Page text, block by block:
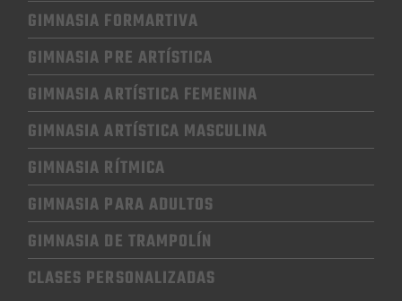
GIMNASIA FORMARTIVA
GIMNASIA PRE ARTÍSTICA
GIMNASIA ARTÍSTICA FEMENINA
GIMNASIA ARTÍSTICA MASCULINA
GIMNASIA RÍTMICA
GIMNASIA PARA ADULTOS
GIMNASIA DE TRAMPOLÍN
CLASES PERSONALIZADAS